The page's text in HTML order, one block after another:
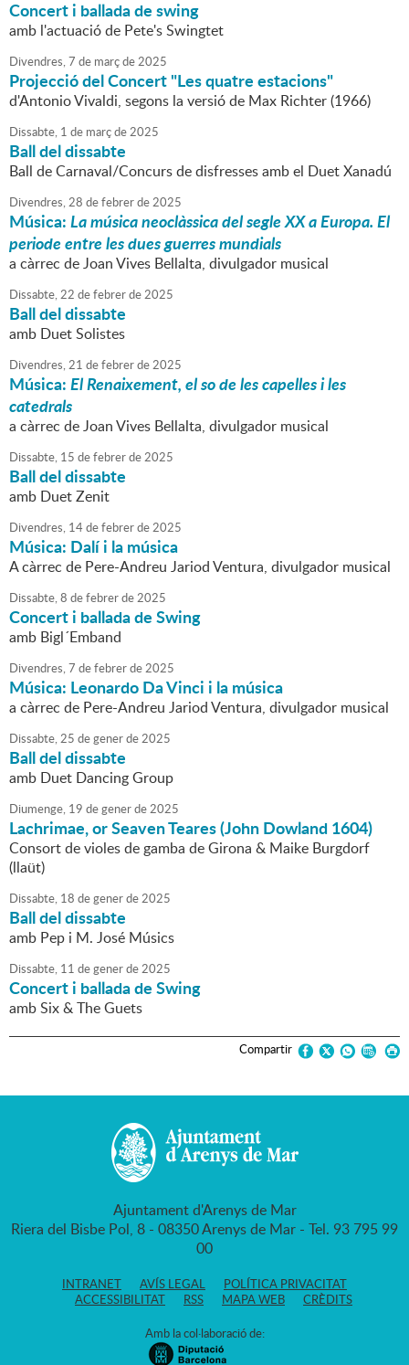
Concert i ballada de swing
amb l'actuació de Pete's Swingtet
Divendres,7 de marçde2025
Projecció del Concert "Les quatre estacions"
d'Antonio Vivaldi, segons la versió de Max Richter (1966)
Dissabte, 1 de marçde2025
Ball del dissabte
Ball de Carnaval/Concurs de disfresses amb el Duet Xanadú
Divendres,28 defebrerde2025
Música:La música neoclàssica del segle XX a Europa. El
periode entre les dues guerres mundials
a càrrec de Joan Vives Bellalta, divulgador musical
Dissabte,22 defebrerde2025
Ball del dissabte
amb Duet Solistes
Divendres,21 defebrerde2025
Música:El Renaixement, el so de les capelles i les
catedrals
a càrrec de Joan Vives Bellalta, divulgador musical
Dissabte, 15 defebrerde2025
Ball del dissabte
amb Duet Zenit
Divendres, 14defebrerde2025
Música: Dalí i la música
A càrrec de Pere-Andreu Jariod Ventura, divulgador musical
Dissabte,8 defebrerde2025
Concert i ballada de Swing
amb Bigl´Emband
Divendres,7 defebrerde2025
Música: Leonardo Da Vinci i la música
a càrrec de Pere-Andreu Jariod Ventura, divulgador musical
Dissabte,25 degenerde2025
Ball del dissabte
amb Duet Dancing Group
Diumenge, 19 degenerde2025
Lachrimae, or Seaven Teares (John Dowland 1604)
Consort de violes de gamba de Girona & Maike Burgdorf
(llaüt)
Dissabte, 18 degenerde2025
Ball del dissabte
amb Pep i M. José Músics
Dissabte, 11 degenerde2025
Concert i ballada de Swing
amb Six & The Guets
Compartir
Ajuntament d'Arenys de Mar
Riera del Bisbe Pol, 8 - 08350 Arenys de Mar - Tel. 93 795 99
00
INTRANET AVÍS LEGAL
POLÍTICA PRIVACITAT
ACCESSIBILITAT
RSS MAPA WEB CRÈDITS
Amb la col·laboració de: